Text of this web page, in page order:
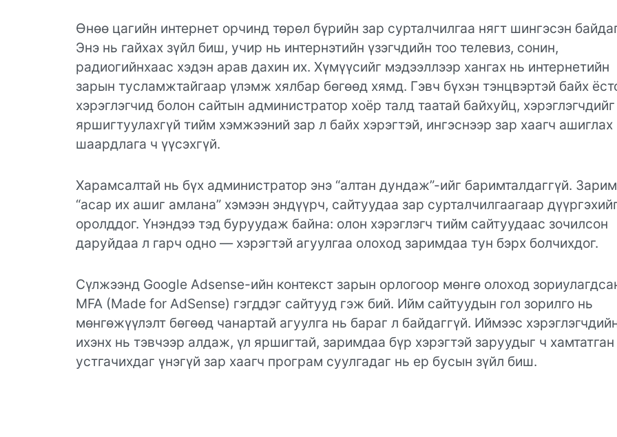
Өнөө цагийн интернет орчинд төрөл бүрийн зар сурталчилгаа нягт шингэсэн
Энэ нь гайхах зүйл биш, учир нь интернэтийн үзэгчдийн тоо телевиз, сонин,
радиогийнхаас хэдэн арав дахин их. Хүмүүсийг мэдээллээр хангах нь интернетийн
зарын тусламжтайгаар үлэмж хялбар бөгөөд хямд. Гэвч бүхэн тэнцвэртэй байх
хэрэглэгчид болон сайтын администратор хоёр талд таатай байхуйц, хэрэглэгчдийг
яршигтуулахгүй тийм хэмжээний зар л байх хэрэгтэй, ингэснээр зар хаагч ашиглах
шаардлага ч үүсэхгүй.
Харамсалтай нь бүх администратор энэ “алтан дундаж”-ийг баримталдаггүй.
“асар их ашиг амлана” хэмээн эндүүрч, сайтуудаа зар сурталчилгаагаар
оролддог. Үнэндээ тэд буруудаж байна: олон хэрэглэгч тийм сайтуудаас зочилсон
даруйдаа л гарч одно — хэрэгтэй агуулгаа олоход заримдаа тун бэрх болчихдог.
Сүлжээнд Google Adsense-ийн контекст зарын орлогоор мөнгө олоход
MFA (Made for AdSense) гэгддэг сайтууд гэж бий. Ийм сайтуудын гол зорилго нь
мөнгөжүүлэлт бөгөөд чанартай агуулга нь бараг л байдаггүй. Иймээс
ихэнх нь тэвчээр алдаж, үл яршигтай, заримдаа бүр хэрэгтэй заруудыг ч хамтатган
устгачихдаг үнэгүй зар хаагч програм суулгадаг нь ер бусын зүйл биш.